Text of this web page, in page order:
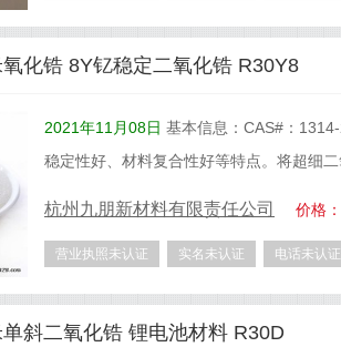
化锆 8Y钇稳定二氧化锆 R30Y8
2021年11月08日 基本信息：CAS#：
稳定性好、材料复合性好等特点。将超细
杭州九朋新材料有限责任公司 价格
营业执照未认证 实名未认证 电话未认证
斜二氧化锆 锂电池材料 R30D